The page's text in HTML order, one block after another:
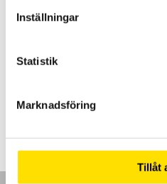
Inställningar
Statistik
Marknadsföring
Tillåt
PEL52, PEL102, PEL103, PEL104,
CA8220, CA8331, CA8333,
2,420.00kr –